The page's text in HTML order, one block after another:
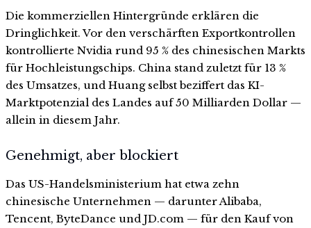
Die kommerziellen Hintergründe erklären die
Dringlichkeit. Vor den verschärften Exportkontrollen
kontrollierte Nvidia rund 95 % des chinesischen Markts
für Hochleistungschips. China stand zuletzt für 13 %
des Umsatzes, und Huang selbst beziffert das KI-
Marktpotenzial des Landes auf 50 Milliarden Dollar —
allein in diesem Jahr.
Genehmigt, aber blockiert
Das US-Handelsministerium hat etwa zehn
chinesische Unternehmen — darunter Alibaba,
Tencent, ByteDance und JD.com — für den Kauf von